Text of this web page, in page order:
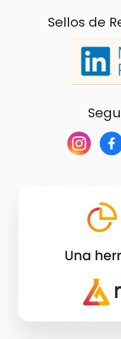
Sellos de